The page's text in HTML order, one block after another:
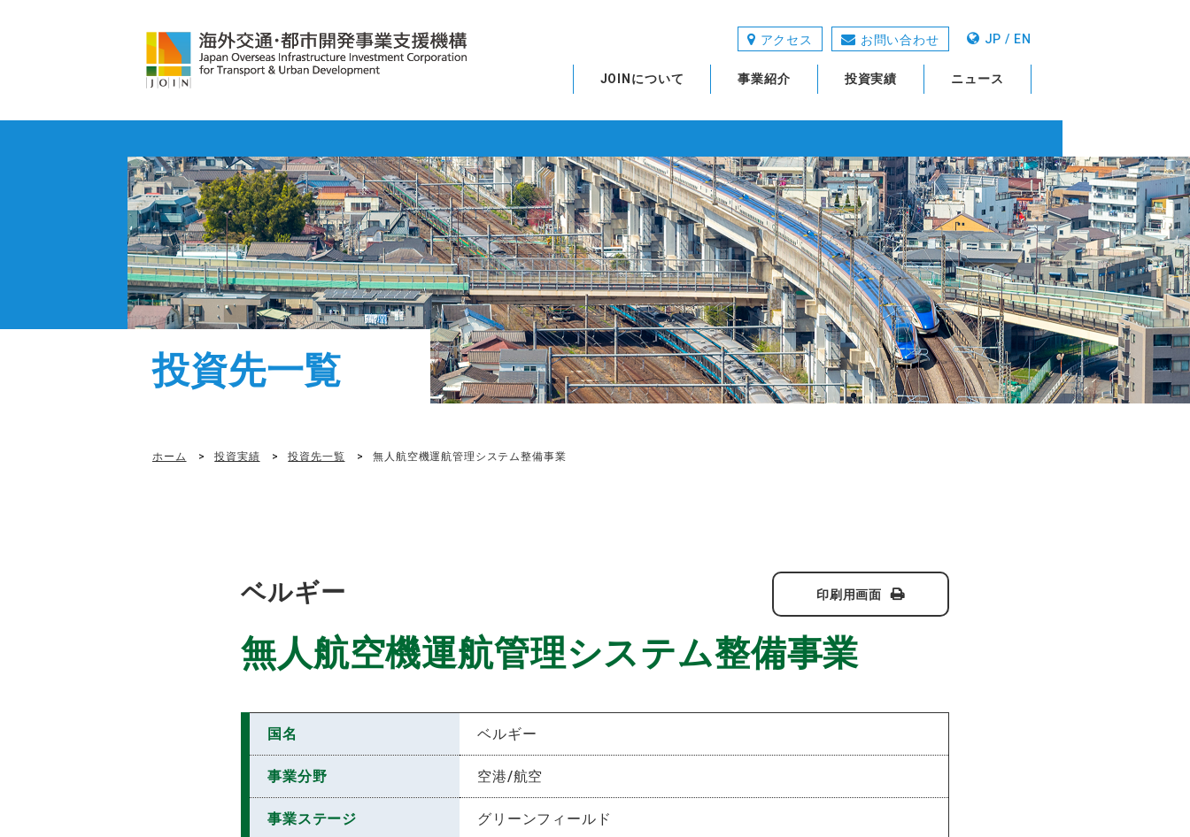
アクセス お問い合わせ JP / EN
JOINについて 事業紹介 投資実績 ニュース
投資先一覧
ホーム 投資実績 投資先一覧 無人航空機運航管理システム整備事業
印刷用画面
ベルギー
無人航空機運航管理システム整備事業
国名 ベルギー
事業分野 空港/航空
事業ステージ グリーンフィールド